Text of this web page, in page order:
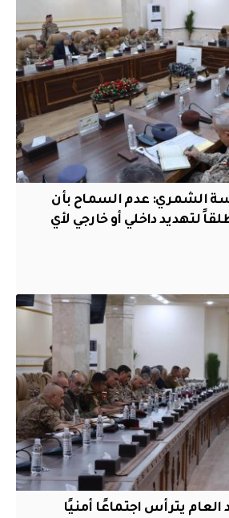
الشمري: عدم السماح بأن
لتهديد داخلي أو خارجي لأي
العام يترأس اجتماعًا أمنيًا